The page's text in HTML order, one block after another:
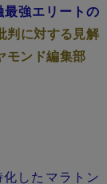
最強エリートの
判に対する見解
モンド編集部
したマラトン